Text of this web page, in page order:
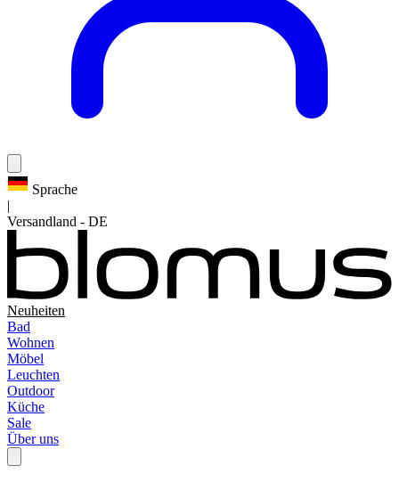
Sprache
|
Versandland - DE
Neuheiten
Bad
Wohnen
Möbel
Leuchten
Outdoor
Küche
Sale
Über uns